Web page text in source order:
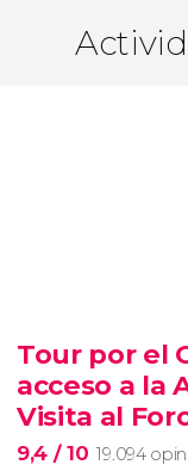
Tour por el
acceso a la
Visita al
9,4 / 10 19.094